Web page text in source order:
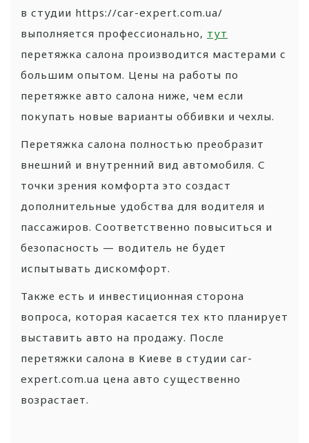
в студии https://car-expert.com.ua/
выполняется профессионально, тут
перетяжка салона производится мастерами с
большим опытом. Цены на работы по
перетяжке авто салона ниже, чем если
покупать новые варианты оббивки и чехлы.
Перетяжка салона полностью преобразит
внешний и внутренний вид автомобиля. С
точки зрения комфорта это создаст
дополнительные удобства для водителя и
пассажиров. Соответственно повыситься и
безопасность — водитель не будет
испытывать дискомфорт.
Также есть и инвестиционная сторона
вопроса, которая касается тех кто планирует
выставить авто на продажу. После
перетяжки салона в Киеве в студии car-
expert.com.ua цена авто существенно
возрастает.